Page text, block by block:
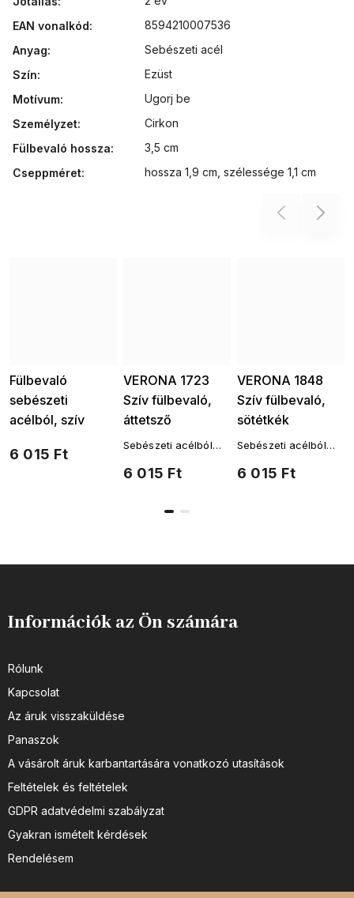
EAN vonalkód:
8594210007536
Anyag:
Sebészeti acél
Szín:
Ezüst
Motívum:
Ugorj be
Személyzet:
Cirkon
Fülbevaló hossza:
3,5 cm
Cseppméret: hossza 1,9 cm, szélessége 1,1 cm
Previous
Fülbevaló
sebészeti
acélból, szív
6 015 Ft
VERONA 1723
Szív fülbevaló,
áttetsző
6 015 Ft
Sebészeti acélból
VERONA 1848
Szív fülbevaló,
sötétkék
6 015 Ft
Sebészeti acélból
Next
Információk az Ön számára
Rólunk
Kapcsolat
Az áruk visszaküldése
Panaszok
A vásárolt áruk karbantartására vonatkozó utasítások
Feltételek és feltételek
GDPR adatvédelmi szabályzat
Gyakran ismételt kérdések
Rendelésem